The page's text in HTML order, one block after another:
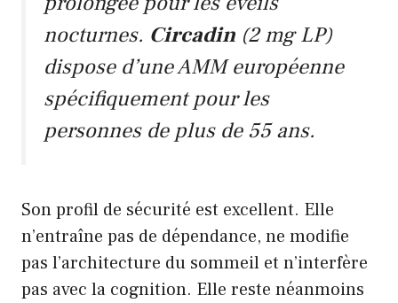
nocturnes. Circadin (2 mg LP)
dispose d’une AMM européenne
spécifiquement pour les
personnes de plus de 55 ans.
Son profil de sécurité est excellent. Elle
n’entraîne pas de dépendance, ne modifie
pas l’architecture du sommeil et n’interfère
pas avec la cognition. Elle reste néanmoins